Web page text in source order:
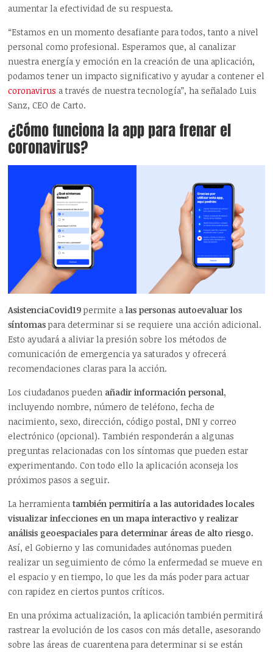
aumentar la efectividad de su respuesta.
“Estamos en un momento desafiante para todos, tanto a nivel
personal como profesional. Esperamos que, al canalizar
nuestra energía y emoción en la creación de una aplicación,
podamos tener un impacto significativo y ayudar a contener el
coronavirus a través de nuestra tecnología”, ha señalado Luis
Sanz, CEO de Carto.
¿Cómo funciona la app para frenar el
coronavirus?
AsistenciaCovid19permite alas personas autoevaluar los
síntomaspara determinar si se requiere una acción adicional.
Esto ayudará a aliviar la presión sobre los métodos de
comunicación de emergencia ya saturados y ofrecerá
recomendaciones claras para la acción.
Los ciudadanos pueden añadir información personal,
incluyendo nombre, número de teléfono, fecha de
nacimiento, sexo, dirección, código postal, DNI y correo
electrónico (opcional). También responderán a algunas
preguntas relacionadas con los síntomas que pueden estar
experimentando. Con todo ello la aplicación aconseja los
próximos pasos a seguir.
La herramienta también permitiría a las autoridades locales
visualizar infecciones en un mapa interactivo y realizar
análisis geoespaciales para determinar áreas de alto riesgo.
Así, el Gobierno y las comunidades autónomas pueden
realizar un seguimiento de cómo la enfermedad se mueve en
el espacio y en tiempo, lo que les da más poder para actuar
con rapidez en ciertos puntos críticos.
En una próxima actualización, la aplicación también permitirá
rastrear la evolución de los casos con más detalle, asesorando
sobre las áreas de cuarentena para determinar si se están